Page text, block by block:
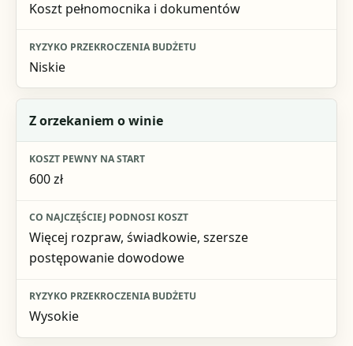
Koszt pełnomocnika i dokumentów
Niskie
Z orzekaniem o winie
600 zł
Więcej rozpraw, świadkowie, szersze
postępowanie dowodowe
Wysokie